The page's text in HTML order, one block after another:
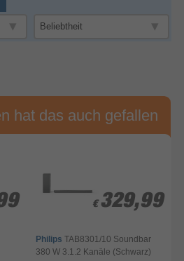
hat das auch gefallen
€ 329,99
€ 329,99
Philips TAB8301/10 Soundbar
380 W 3.1.2 Kanäle (Schwarz)